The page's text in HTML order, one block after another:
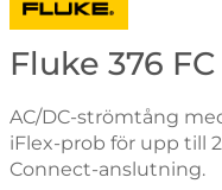
Gå till
Fluke 376
AC/DC-strömtång
iFlex-prob för upp till
Connect-anslutning.